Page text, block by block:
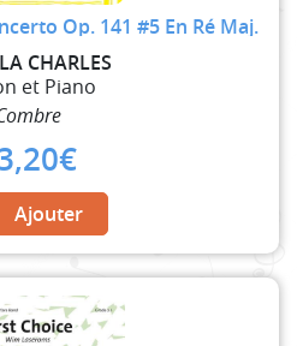
Op. 141 #5 En Ré Maj.
CHARLES
et Piano
€
Ajouter